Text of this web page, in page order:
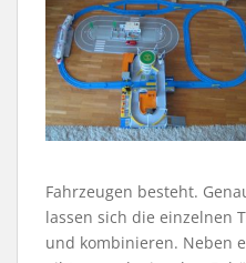
Fahrzeugen besteht.
lassen sich die einzelnen
und kombinieren. Neben